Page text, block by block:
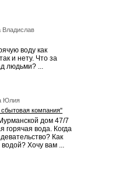
Владислав
воду как
и нету. Что за
людьми? ...
Юлия
компания"
дом 47/7
горячая вода. Когда
Как
водой? Хочу вам ...